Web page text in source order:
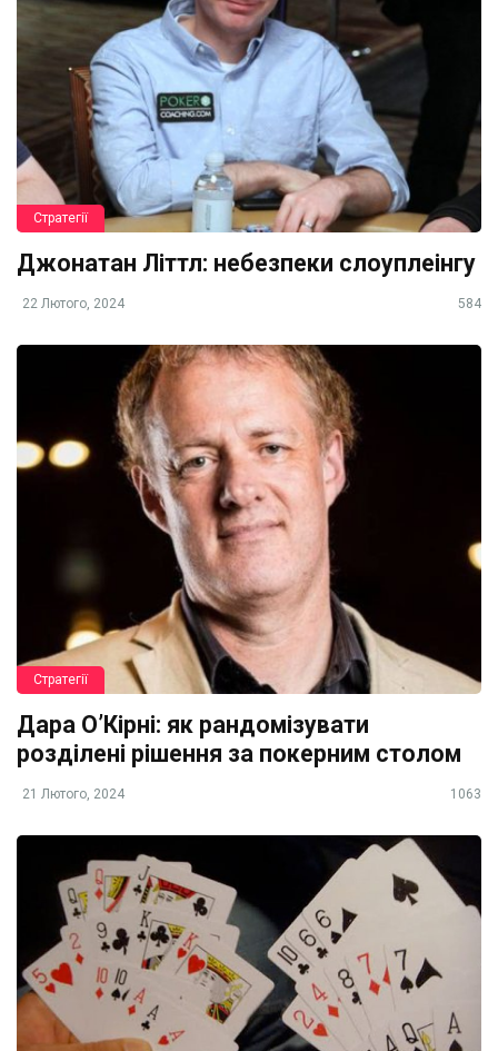
Стратегії
Джонатан Літтл: небезпеки слоуплеінгу
22 Лютого, 2024 584
Стратегії
Дара О’Кірні: як рандомізувати
розділені рішення за покерним столом
21 Лютого, 2024 1063